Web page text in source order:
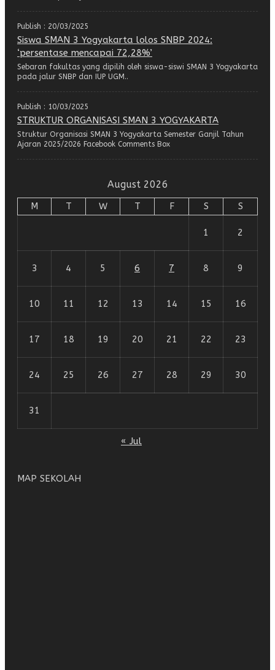
Publish : 20/03/2025
Siswa SMAN 3 Yogyakarta lolos SNBP 2024:
‘persentase mencapai 72,28%’
Sebaran fakultas yang dipilih oleh siswa-siswi SMAN 3 Yogyakarta
pada jalur SNBP dan IUP UGM..
Publish : 10/03/2025
STRUKTUR ORGANISASI SMAN 3 YOGYAKARTA
Struktur Organisasi SMAN 3 Yogyakarta Semester Ganjil Tahun
Ajaran 2025/2026 Facebook Comments Box
August 2026
M T W T F S S
1 2
3 4 5 6 7 8 9
10 11 12 13 14 15 16
17 18 19 20 21 22 23
24 25 26 27 28 29 30
31
« Jul
MAP SEKOLAH